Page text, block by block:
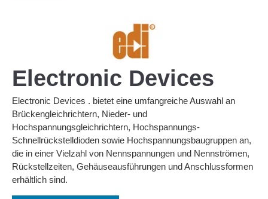
Electronic Devices
Electronic Devices . bietet eine umfangreiche Auswahl an
Brückengleichrichtern, Nieder- und
Hochspannungsgleichrichtern, Hochspannungs-
Schnellrückstelldioden sowie Hochspannungsbaugruppen an,
die in einer Vielzahl von Nennspannungen und Nennströmen,
Rückstellzeiten, Gehäuseausführungen und Anschlussformen
erhältlich sind.